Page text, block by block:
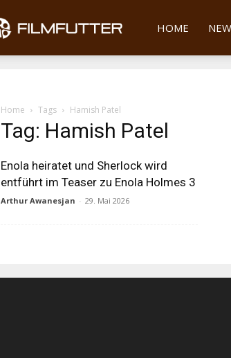
Filmfutter
HOME
Home Tags Hamish Patel
Tag: Hamish Patel
Enola heiratet und Sherlock wird
entführt im Teaser zu Enola Holmes 3
Arthur Awanesjan - 29. Mai 2026